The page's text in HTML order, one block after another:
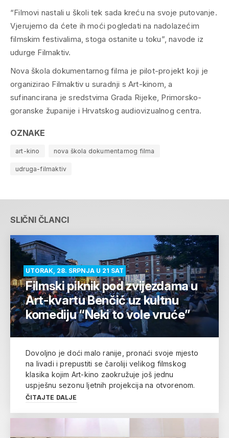
“Filmovi nastali u školi tek sada kreću na svoje putovanje.
Vjerujemo da ćete ih moći pogledati na nadolazećim
filmskim festivalima, stoga ostanite u toku”, navode iz
udurge Filmaktiv.
Nova škola dokumentarnog filma je pilot-projekt koji je
organizirao Filmaktiv u suradnji s Art-kinom, a
sufinancirana je sredstvima Grada Rijeke, Primorsko-
goranske županije i Hrvatskog audiovizualnog centra.
OZNAKE
art-kino nova škola dokumentarnog filma
udruga-filmaktiv
SLIČNI ČLANCI
UTORAK, 28. SRPNJA U 21 SAT
Filmski piknik pod zvijezdama u
Art-kvartu Benčić uz kultnu
komediju “Neki to vole vruće”
Dovoljno je doći malo ranije, pronaći svoje mjesto
na livadi i prepustiti se čaroliji velikog filmskog
klasika kojim Art-kino zaokružuje još jednu
uspješnu sezonu ljetnih projekcija na otvorenom.
ČITAJTE DALJE